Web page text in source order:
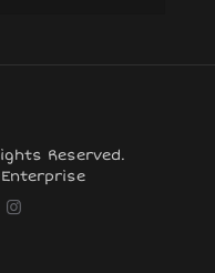
Reserved.